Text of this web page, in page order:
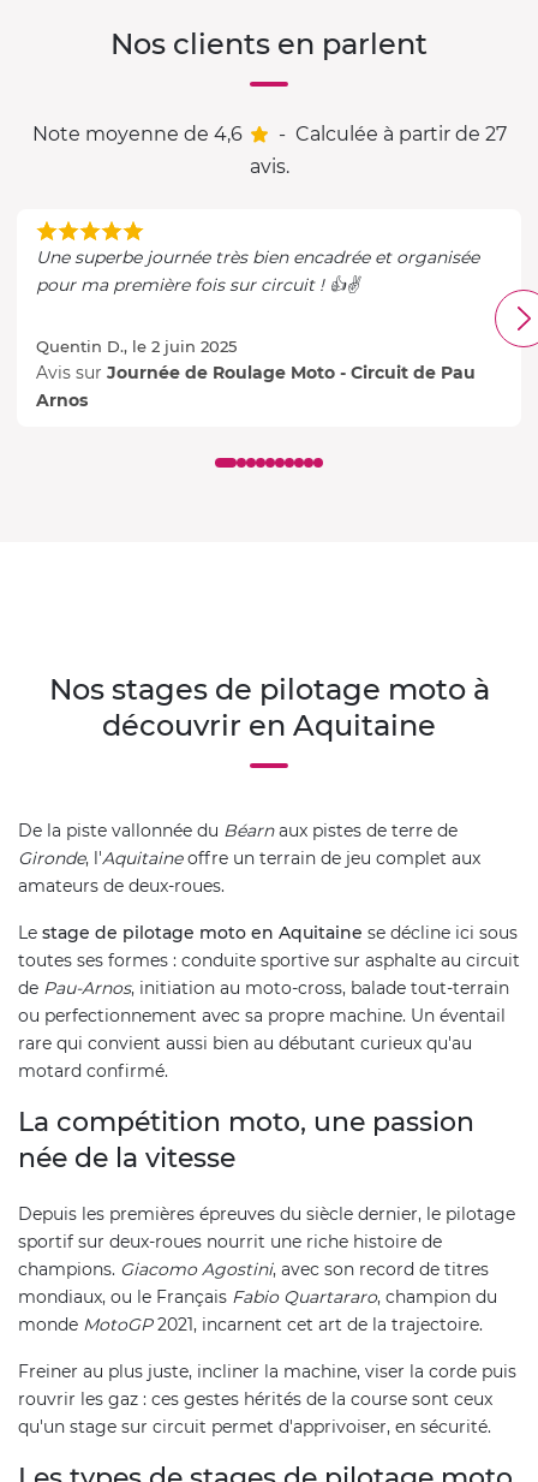
Nos clients en parlent
Note moyenne de 4,6 - Calculée à partir de 27
avis.
Une superbe journée très bien encadrée et organisée
pour ma première fois sur circuit ! 👍✌️
Quentin D., le 2 juin 2025
Avis sur Journée de Roulage Moto - Circuit de Pau
Arnos
Nos stages de pilotage moto à
découvrir en Aquitaine
De la piste vallonnée du Béarnaux pistes de terre de
Gironde, l'Aquitaineoffre un terrain de jeu complet aux
amateurs de deux-roues.
Le stage de pilotage moto en Aquitaine se décline ici sous
toutes ses formes : conduite sportive sur asphalte au circuit
de Pau-Arnos, initiation au moto-cross, balade tout-terrain
ou perfectionnement avec sa propre machine. Un éventail
rare qui convient aussi bien au débutant curieux qu'au
motard confirmé.
La compétition moto, une passion
née de la vitesse
Depuis les premières épreuves du siècle dernier, le pilotage
sportif sur deux-roues nourrit une riche histoire de
champions. Giacomo Agostini, avec son record de titres
mondiaux, ou le Français Fabio Quartararo, champion du
monde MotoGP2021, incarnent cet art de la trajectoire.
Freiner au plus juste, incliner la machine, viser la corde puis
rouvrir les gaz : ces gestes hérités de la course sont ceux
qu'un stage sur circuit permet d'apprivoiser, en sécurité.